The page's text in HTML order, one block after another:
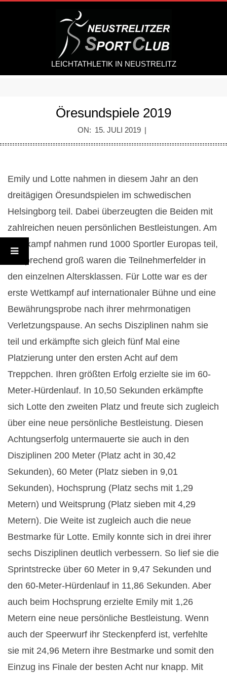
LEICHTATHLETIK IN NEUSTRELITZ
Navigation
Öresundspiele 2019
ON: 15. JULI 2019
Ö
r
e
s
u
n
d
s
p
i
e
l
e
2
0
1
9
Emily und Lotte nahmen in diesem Jahr an den
dreitägigen Öresundspielen im schwedischen
Helsingborg teil. Dabei überzeugten die Beiden mit
zahlreichen neuen persönlichen Bestleistungen. Am
Wettkampf nahmen rund 1000 Sportler Europas teil,
entsprechend groß waren die Teilnehmerfelder in
den einzelnen Altersklassen. Für Lotte war es der
erste Wettkampf auf internationaler Bühne und eine
Bewährungsprobe nach ihrer mehrmonatigen
Verletzungspause. An sechs Disziplinen nahm sie
teil und erkämpfte sich gleich fünf Mal eine
Platzierung unter den ersten Acht auf dem
Treppchen. Ihren größten Erfolg erzielte sie im 60-
Meter-Hürdenlauf. In 10,50 Sekunden erkämpfte
sich Lotte den zweiten Platz und freute sich zugleich
über eine neue persönliche Bestleistung. Diesen
Achtungserfolg untermauerte sie auch in den
Disziplinen 200 Meter (Platz acht in 30,42
Sekunden), 60 Meter (Platz sieben in 9,01
Sekunden), Hochsprung (Platz sechs mit 1,29
Metern) und Weitsprung (Platz sieben mit 4,29
Metern). Die Weite ist zugleich auch die neue
Bestmarke für Lotte. Emily konnte sich in drei ihrer
sechs Disziplinen deutlich verbessern. So lief sie die
Sprintstrecke über 60 Meter in 9,47 Sekunden und
den 60-Meter-Hürdenlauf in 11,86 Sekunden. Aber
auch beim Hochsprung erzielte Emily mit 1,26
Metern eine neue persönliche Bestleistung. Wenn
auch der Speerwurf ihr Steckenpferd ist, verfehlte
sie mit 24,96 Metern ihre Bestmarke und somit den
Einzug ins Finale der besten Acht nur knapp. Mit